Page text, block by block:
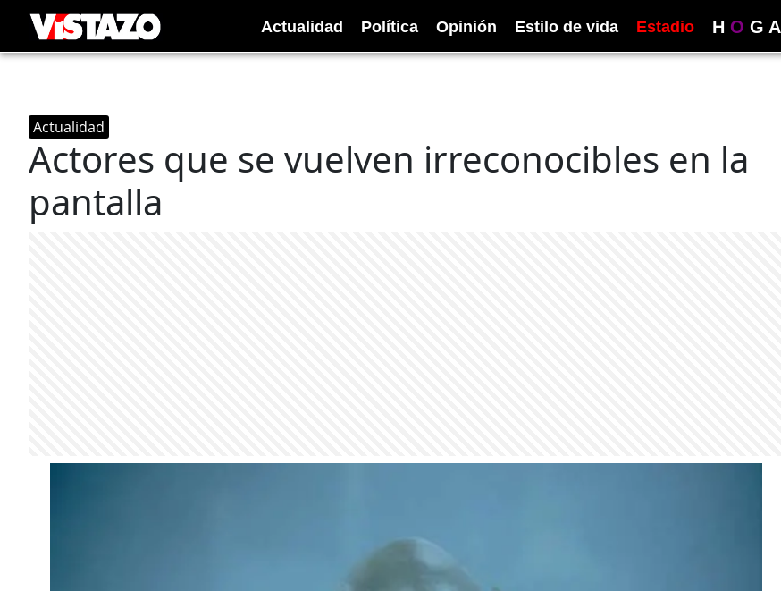
Actualidad Política Opinión Estilo de vida Estadio H O G A
Actualidad
Actores que se vuelven irreconocibles en la
pantalla